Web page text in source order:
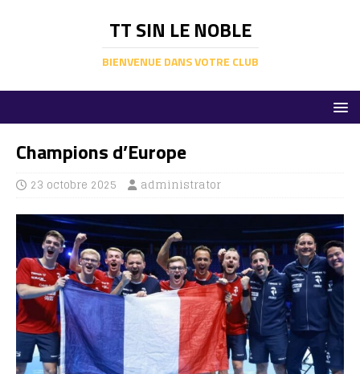
TT SIN LE NOBLE
BIENVENUE DANS VOTRE CLUB
Champions d’Europe
23 octobre 2025 administrator